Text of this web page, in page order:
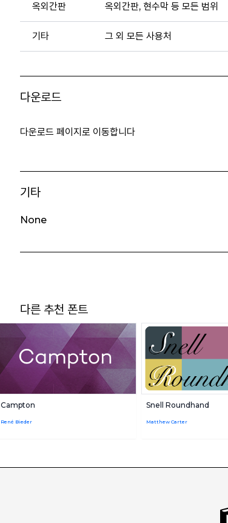
옥외간판 옥외간판, 현수막 등 모든 범위
기타 그 외 모든 사용처
다운로드
다운로드 페이지로 이동합니다
기타
None
다른 추천 폰트
Campton
René Bieder
Snell Roundhand
Matthew Carter